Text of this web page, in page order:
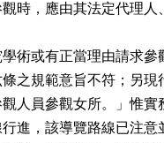
觀時，應由其法定代理
術或有正當理由請求參
條之規範意旨不符；另
觀人員參觀女所。」惟
行進，該導覽路線已注